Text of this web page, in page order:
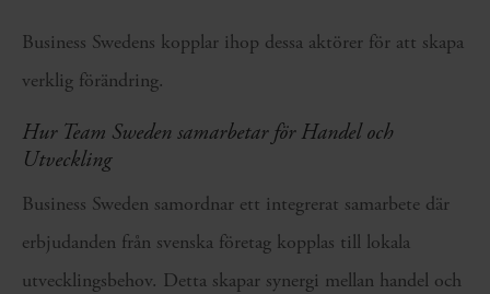
Business Swedens kopplar ihop dessa aktörer för att skapa
verklig förändring.
Hur Team Sweden samarbetar för Handel och
Utveckling
Business Sweden samordnar ett integrerat samarbete där
erbjudanden från svenska företag kopplas till lokala
utvecklingsbehov. Detta skapar synergi mellan handel och